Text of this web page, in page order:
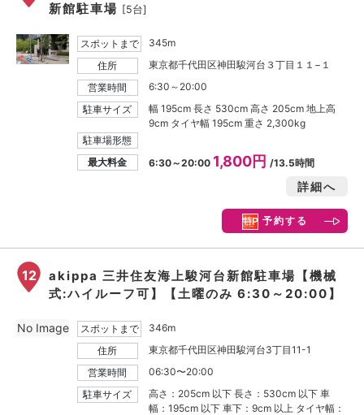
新館駐車場 [5台]
スポットまで
345m
住所
東京都千代田区神田駿河台３丁目１１−１
営業時間
6:30～20:00
駐車サイズ
幅 195cm 長さ 530cm 高さ 205cm 地上高
9cm タイヤ幅 195cm 重さ 2,300kg
駐車場形態
最大料金
6:30～20:00 1,800円/13.5時間
詳細へ
予約する
12
akippa 三井住友海上駿河台新館駐車場【機械
式:ハイルーフ可】【土曜のみ 6:30～20:00】
スポットまで
346m
住所
東京都千代田区神田駿河台3丁目11-1
営業時間
06:30〜20:00
駐車サイズ
高さ：205cm 以下 長さ：530cm 以下 車
幅：195cm 以下 車下：9cm 以上 タイヤ幅：
No Image